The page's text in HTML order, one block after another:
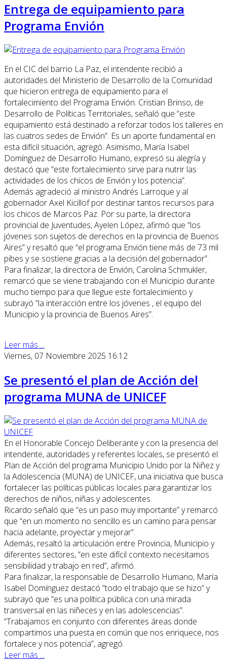
Entrega de equipamiento para
Programa Envión
En el CIC del barrio La Paz, el intendente recibió a
autoridades del Ministerio de Desarrollo de la Comunidad
que hicieron entrega de equipamiento para el
fortalecimiento del Programa Envión. Cristian Brinso, de
Desarrollo de Políticas Territoriales, señaló que “este
equipamiento está destinado a reforzar todos los talleres en
las cuatros sedes de Envión”. Es un aporte fundamental en
esta difícil situación, agregó. Asimismo, María Isabel
Domínguez de Desarrollo Humano, expresó su alegría y
destacó que “este fortalecimiento sirve para nutrir las
actividades de los chicos de Envión y los potencia”.
Además agradeció al ministro Andrés Larroque y al
gobernador Axel Kicillof por destinar tantos recursos para
los chicos de Marcos Paz. Por su parte, la directora
provincial de Juventudes, Ayelen López, afirmó que “los
jóvenes son sujetos de derechos en la provincia de Buenos
Aires” y resaltó que “el programa Envión tiene más de 73 mil
pibes y se sostiene gracias a la decisión del gobernador”.
Para finalizar, la directora de Envión, Carolina Schmukler,
remarcó que se viene trabajando con el Municipio durante
mucho tiempo para que llegue este fortalecimiento y
subrayó “la interacción entre los jóvenes , el equipo del
Municipio y la provincia de Buenos Aires”.
Leer más ...
Viernes, 07 Noviembre 2025 16:12
Se presentó el plan de Acción del
programa MUNA de UNICEF
En el Honorable Concejo Deliberante y con la presencia del
intendente, autoridades y referentes locales, se presentó el
Plan de Acción del programa Municipio Unido por la Niñez y
la Adolescencia (MUNA) de UNICEF, una iniciativa que busca
fortalecer las políticas públicas locales para garantizar los
derechos de niños, niñas y adolescentes.
Ricardo señaló que “es un paso muy importante” y remarcó
que “en un momento no sencillo es un camino para pensar
hacia adelante, proyectar y mejorar”.
Además, resaltó la articulación entre Provincia, Municipio y
diferentes sectores, “en este difícil contexto necesitamos
sensibilidad y trabajo en red”, afirmó.
Para finalizar, la responsable de Desarrollo Humano, María
Isabel Domínguez destacó “todo el trabajo que se hizo“ y
subrayó que “es una política pública con una mirada
transversal en las niñeces y en las adolescencias”.
“Trabajamos en conjunto con diferentes áreas donde
compartimos una puesta en común que nos enriquece, nos
fortalece y nos potencia”, agregó.
Leer más ...